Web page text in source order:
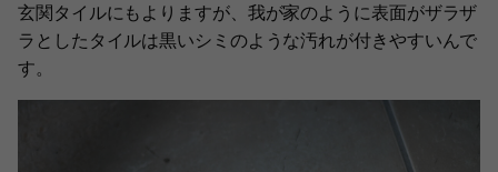
玄関タイルにもよりますが、我が家のように表面がザラザ
ラとしたタイルは黒いシミのような汚れが付きやすいんで
す。